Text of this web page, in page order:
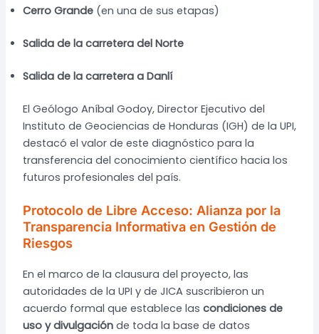
Cerro Grande(en una de sus etapas)
Salida de la carretera del Norte
Salida de la carretera a Danlí
El Geólogo Aníbal Godoy, Director Ejecutivo del
Instituto de Geociencias de Honduras (IGH) de la UPI,
destacó el valor de este diagnóstico para la
transferencia del conocimiento científico hacia los
futuros profesionales del país.
Protocolo de Libre Acceso: Alianza por la
Transparencia Informativa en Gestión de
Riesgos
En el marco de la clausura del proyecto, las
autoridades de la UPI y de JICA suscribieron un
acuerdo formal que establece las condiciones de
uso y divulgaciónde toda la base de datos